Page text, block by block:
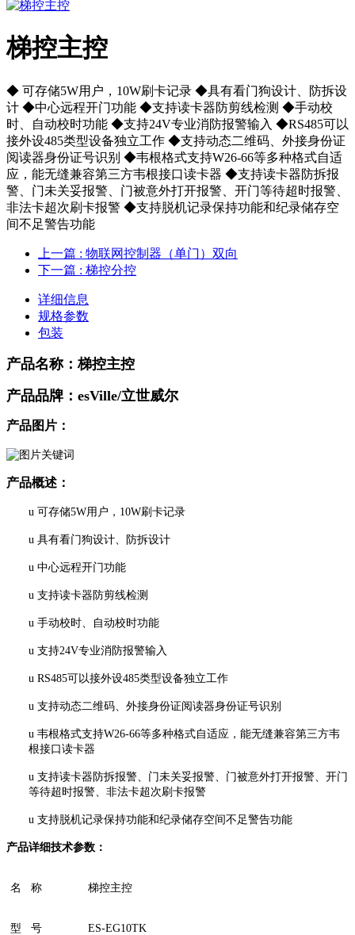
梯控主控
◆ 可存储5W用户，10W刷卡记录 ◆具有看门狗设计、防拆设
计 ◆中心远程开门功能 ◆支持读卡器防剪线检测 ◆手动校
时、自动校时功能 ◆支持24V专业消防报警输入 ◆RS485可以
接外设485类型设备独立工作 ◆支持动态二维码、外接身份证
阅读器身份证号识别 ◆韦根格式支持W26-66等多种格式自适
应，能无缝兼容第三方韦根接口读卡器 ◆支持读卡器防拆报
警、门未关妥报警、门被意外打开报警、开门等待超时报警、
非法卡超次刷卡报警 ◆支持脱机记录保持功能和纪录储存空
间不足警告功能
上一篇 : 物联网控制器（单门）双向
下一篇 : 梯控分控
详细信息
规格参数
包装
产品名称：梯控主控
产品品牌：esVille/立世威尔
产品图片：
产品概述：
u 可存储5W用户，10W刷卡记录
u 具有看门狗设计、防拆设计
u 中心远程开门功能
u 支持读卡器防剪线检测
u 手动校时、自动校时功能
u 支持24V专业消防报警输入
u RS485可以接外设485类型设备独立工作
u 支持动态二维码、外接身份证阅读器身份证号识别
u 韦根格式支持W26-66等多种格式自适应，能无缝兼容第三方韦
根接口读卡器
u 支持读卡器防拆报警、门未关妥报警、门被意外打开报警、开门
等待超时报警、非法卡超次刷卡报警
u 支持脱机记录保持功能和纪录储存空间不足警告功能
产品详细技术参数：
名 称 梯控主控
型 号 ES-EG10TK